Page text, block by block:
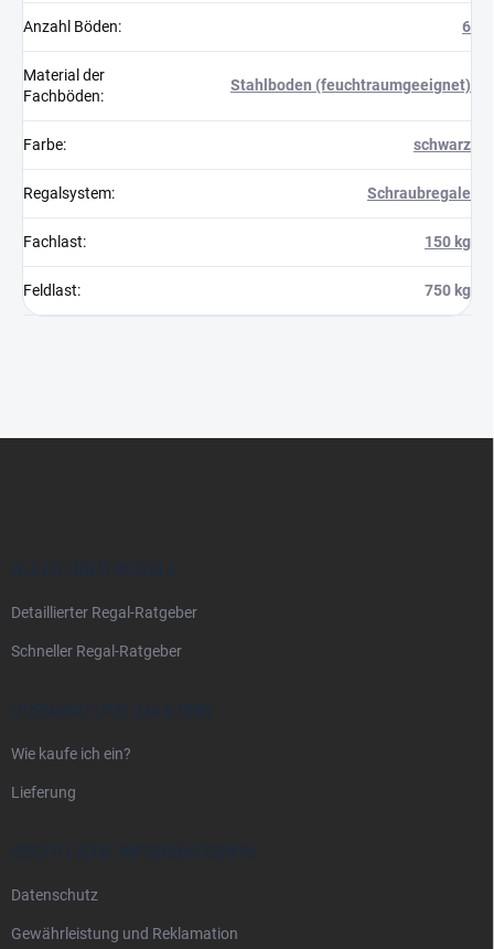
Anzahl Böden: 6
Material der
Fachböden:
Stahlboden (feuchtraumgeeignet)
Farbe: schwarz
Regalsystem: Schraubregale
Fachlast: 150 kg
Feldlast: 750 kg
ALLES ÜBER REGALE
Detaillierter Regal-Ratgeber
Schneller Regal-Ratgeber
VERSAND UND ZAHLUNG
Wie kaufe ich ein?
Lieferung
RECHTLICHE INFORMATIONEN
Datenschutz
Gewährleistung und Reklamation